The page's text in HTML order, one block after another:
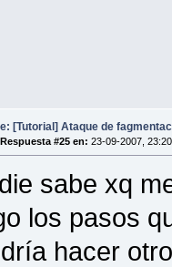
[Tutorial] Ataque de
Respuesta #25 en: 23-09-2007,
sabe xq
los pasos
hacer